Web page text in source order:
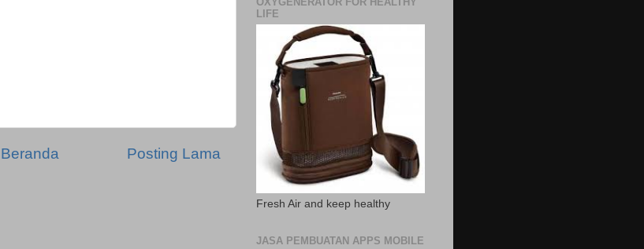
Posting Lama
Beranda
LIFE
Fresh Air and keep healthy
JASA PEMBUATAN APPS MOBILE